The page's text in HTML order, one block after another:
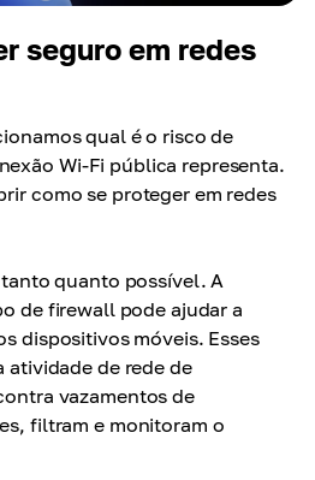
seguro em redes
qual é o risco de
Wi-Fi pública representa.
como se proteger em redes
quanto possível. A
de firewall pode ajudar a
dispositivos móveis. Esses
de rede de
vazamentos de
filtram e monitoram o